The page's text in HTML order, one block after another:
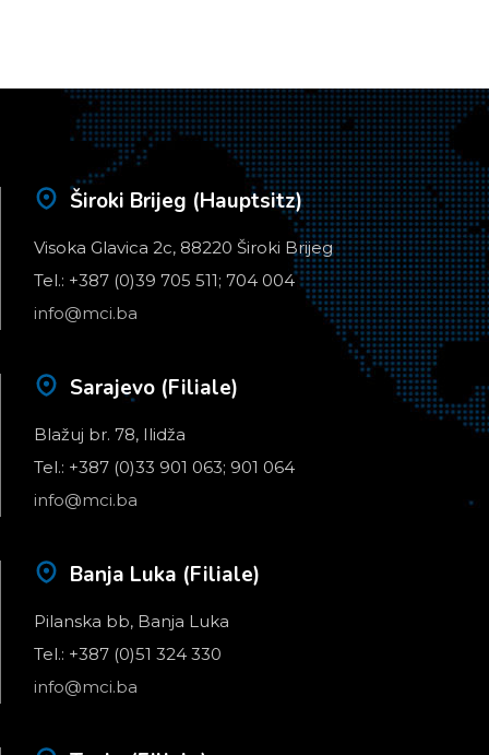
Široki Brijeg (Hauptsitz)
Visoka Glavica 2c, 88220 Široki Brijeg
Tel.: +387 (0)39 705 511; 704 004
info@mci.ba
Sarajevo (Filiale)
Blažuj br. 78, Ilidža
Tel.: +387 (0)33 901 063; 901 064
info@mci.ba
Banja Luka (Filiale)
Pilanska bb, Banja Luka
Tel.: +387 (0)51 324 330
info@mci.ba